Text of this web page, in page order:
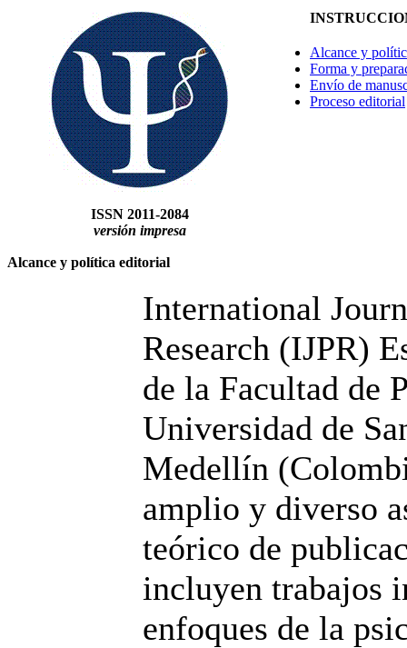
ISSN 2011-2084
versión impresa
Alcance y
Forma y
Envío de
Proceso editorial
Alcance y política editorial
International
Research (IJPR)
de la Facultad de
Universidad de
Medellín
amplio y diverso
teórico de
incluyen trabajos
enfoques de la